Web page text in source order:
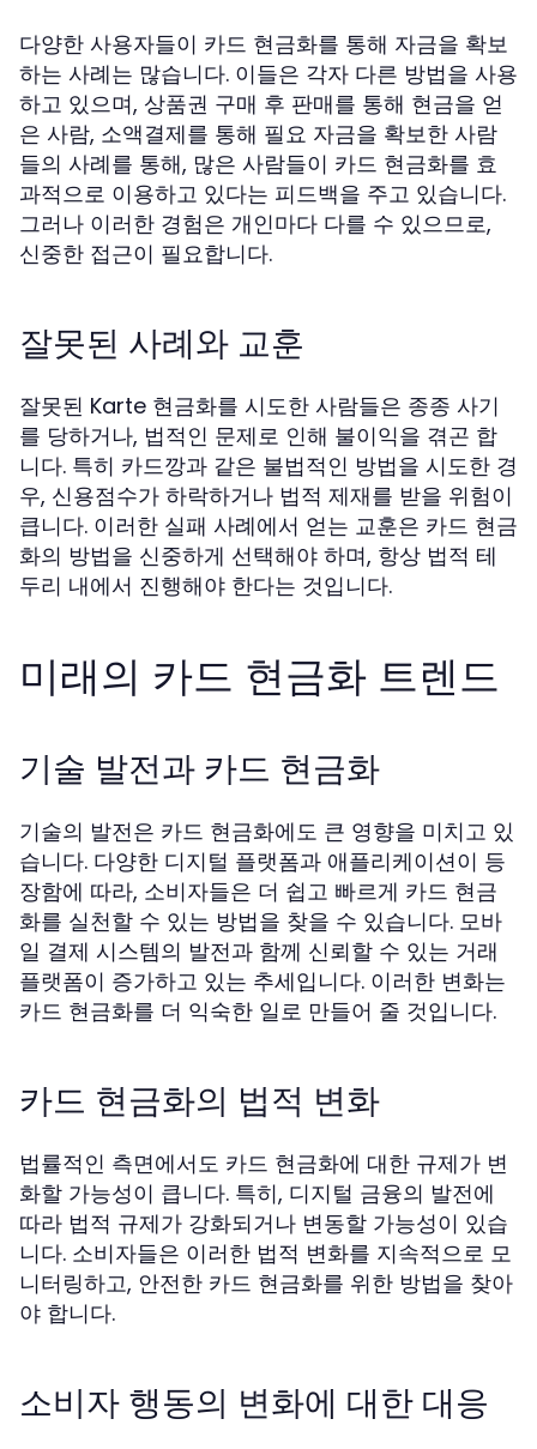
다양한 사용자들이 카드 현금화를 통해 자금을 확보
하는 사례는 많습니다. 이들은 각자 다른 방법을 사용
하고 있으며, 상품권 구매 후 판매를 통해 현금을 얻
은 사람, 소액결제를 통해 필요 자금을 확보한 사람
들의 사례를 통해, 많은 사람들이 카드 현금화를 효
과적으로 이용하고 있다는 피드백을 주고 있습니다.
그러나 이러한 경험은 개인마다 다를 수 있으므로,
신중한 접근이 필요합니다.
잘못된 사례와 교훈
잘못된 Karte 현금화를 시도한 사람들은 종종 사기
를 당하거나, 법적인 문제로 인해 불이익을 겪곤 합
니다. 특히 카드깡과 같은 불법적인 방법을 시도한 경
우, 신용점수가 하락하거나 법적 제재를 받을 위험이
큽니다. 이러한 실패 사례에서 얻는 교훈은 카드 현금
화의 방법을 신중하게 선택해야 하며, 항상 법적 테
두리 내에서 진행해야 한다는 것입니다.
미래의 카드 현금화 트렌드
기술 발전과 카드 현금화
기술의 발전은 카드 현금화에도 큰 영향을 미치고 있
습니다. 다양한 디지털 플랫폼과 애플리케이션이 등
장함에 따라, 소비자들은 더 쉽고 빠르게 카드 현금
화를 실천할 수 있는 방법을 찾을 수 있습니다. 모바
일 결제 시스템의 발전과 함께 신뢰할 수 있는 거래
플랫폼이 증가하고 있는 추세입니다. 이러한 변화는
카드 현금화를 더 익숙한 일로 만들어 줄 것입니다.
카드 현금화의 법적 변화
법률적인 측면에서도 카드 현금화에 대한 규제가 변
화할 가능성이 큽니다. 특히, 디지털 금융의 발전에
따라 법적 규제가 강화되거나 변동할 가능성이 있습
니다. 소비자들은 이러한 법적 변화를 지속적으로 모
니터링하고, 안전한 카드 현금화를 위한 방법을 찾아
야 합니다.
소비자 행동의 변화에 대한 대응